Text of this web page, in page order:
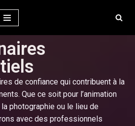
de confiance qui contribuent à la
Que ce soit pour l’animation
photographie ou le lieu de
avec des professionnels